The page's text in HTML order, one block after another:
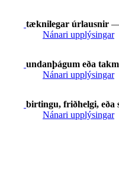
tæknilegar úrlausnir —
Nánari upplýsingar
undanþágum eða
Nánari upplýsingar
birtingu, friðhelgi, eða
Nánari upplýsingar